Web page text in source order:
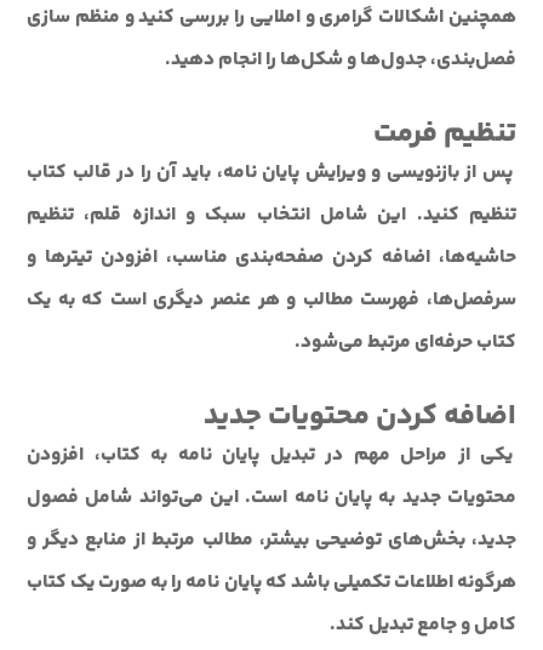
همچنین اشکالات گرامری و املایی را بررسی کنید و منظم سازی
فصل‌بندی، جدول‌ها و شکل‌ها را انجام دهید.
تنظیم فرمت
پس از بازنویسی و ویرایش پایان نامه، باید آن را در قالب کتاب
تنظیم کنید. این شامل انتخاب سبک و اندازه قلم، تنظیم
حاشیه‌ها، اضافه کردن صفحه‌بندی مناسب، افزودن تیترها و
سرفصل‌ها، فهرست مطالب و هر عنصر دیگری است که به یک
کتاب حرفه‌ای مرتبط می‌شود.
اضافه کردن محتویات جدید
یکی از مراحل مهم در تبدیل پایان نامه به کتاب، افزودن
محتویات جدید به پایان نامه است. این می‌تواند شامل فصول
جدید، بخش‌های توضیحی بیشتر، مطالب مرتبط از منابع دیگر و
هرگونه اطلاعات تکمیلی باشد که پایان نامه را به صورت یک کتاب
کامل و جامع تبدیل کند.